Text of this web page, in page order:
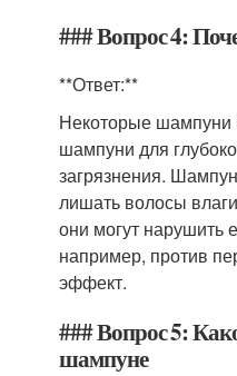
### Вопрос 4:
**Ответ:**
Некоторые шампуни
шампуни для
загрязнения.
лишать волосы
они могут нарушить
например, против
эффект.
### Вопрос 5:
шампуне